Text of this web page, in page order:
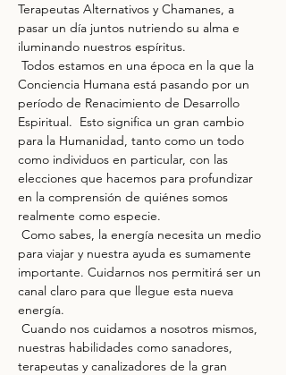
Terapeutas Alternativos y Chamanes, a
pasar un día juntos nutriendo su alma e
iluminando nuestros espíritus.
Conciencia Humana está pasando por un
período de Renacimiento de Desarrollo
Espiritual.  Esto significa un gran cambio
para la Humanidad, tanto como un todo
como individuos en particular, con las
elecciones que hacemos para profundizar
en la comprensión de quiénes somos
realmente como especie.
para viajar y nuestra ayuda es sumamente
importante. Cuidarnos nos permitirá ser un
canal claro para que llegue esta nueva
energía.
nuestras habilidades como sanadores,
terapeutas y canalizadores de la gran